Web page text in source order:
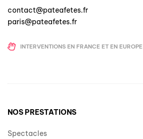
contact@pateafetes.fr
paris@pateafetes.fr
INTERVENTIONS EN FRANCE ET EN EUROPE
NOS PRESTATIONS
Spectacles